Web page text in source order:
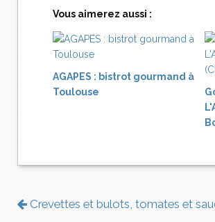
Vous aimerez aussi :
AGAPES : bistrot gourmand à
Toulouse
Crevettes et bulots, tomates et